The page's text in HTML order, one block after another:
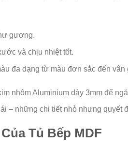
gương.
và chịu nhiệt tốt.
đa dạng từ màu đơn sắc đến vân
nhôm Aluminium dày 3mm để
– những chi tiết nhỏ nhưng quyết
Tủ Bếp MDF